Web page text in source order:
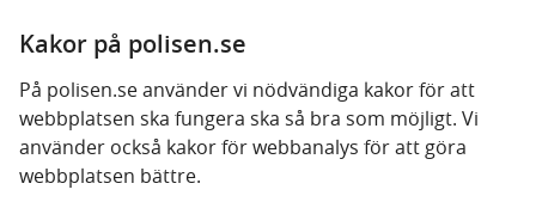
Kakor på polisen.se
På polisen.se använder vi nödvändiga kakor för att
webbplatsen ska fungera ska så bra som möjligt. Vi
använder också kakor för webbanalys för att göra
webbplatsen bättre.